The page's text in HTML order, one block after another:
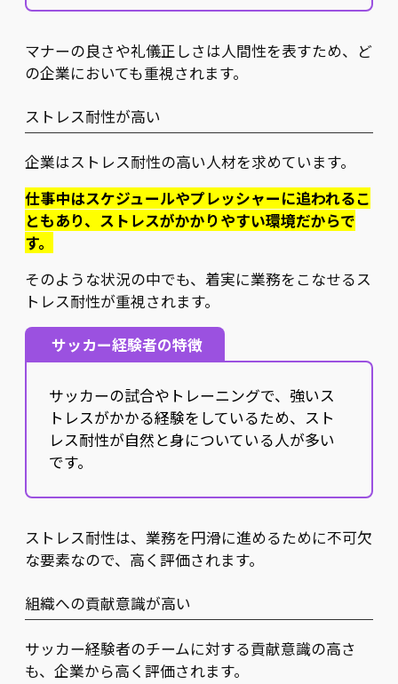
マナーの良さや礼儀正しさは人間性を表すため、ど
の企業においても重視されます。
ストレス耐性が高い
企業はストレス耐性の高い人材を求めています。
仕事中はスケジュールやプレッシャーに追われるこ
ともあり、ストレスがかかりやすい環境だからで
す。
そのような状況の中でも、着実に業務をこなせるス
トレス耐性が重視されます。
サッカー経験者の特徴
サッカーの試合やトレーニングで、強いス
トレスがかかる経験をしているため、スト
レス耐性が自然と身についている人が多い
です。
ストレス耐性は、業務を円滑に進めるために不可欠
な要素なので、高く評価されます。
組織への貢献意識が高い
サッカー経験者のチームに対する貢献意識の高さ
も、企業から高く評価されます。